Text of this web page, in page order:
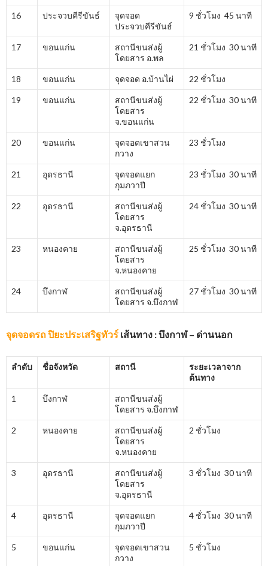
16 ประจวบคีรีขันธ์
จุดจอด
ประจวบคีรีขันธ์
9 ชั่วโมง 45 นาที
17 ขอนแก่น
สถานีขนส่งผู้
โดยสาร อ.พล
21 ชั่วโมง 30 นาที
18 ขอนแก่น จุดจอด อ.บ้านไผ่ 22 ชั่วโมง
19 ขอนแก่น
สถานีขนส่งผู้
โดยสาร
จ.ขอนแก่น
22 ชั่วโมง 30 นาที
20 ขอนแก่น
จุดจอดเขาสวน
กวาง
23 ชั่วโมง
21 อุดรธานี
จุดจอดแยก
กุมภวาปี
23 ชั่วโมง 30 นาที
22 อุดรธานี
สถานีขนส่งผู้
โดยสาร
จ.อุดรธานี
24 ชั่วโมง 30 นาที
23 หนองคาย
สถานีขนส่งผู้
โดยสาร
จ.หนองคาย
25 ชั่วโมง 30 นาที
24 บึงกาฬ
สถานีขนส่งผู้
โดยสาร จ.บึงกาฬ
27 ชั่วโมง 30 นาที
จุดจอดรถ ปิยะประเสริฐทัวร์ เส้นทาง : บึงกาฬ – ด่านนอก
ลำดับ ชื่อจังหวัด สถานี
ระยะเวลาจาก
ต้นทาง
1 บึงกาฬ
สถานีขนส่งผู้
โดยสาร จ.บึงกาฬ
2 หนองคาย
สถานีขนส่งผู้
โดยสาร
จ.หนองคาย
2 ชั่วโมง
3 อุดรธานี
สถานีขนส่งผู้
โดยสาร
จ.อุดรธานี
3 ชั่วโมง 30 นาที
4 อุดรธานี
จุดจอดแยก
กุมภวาปี
4 ชั่วโมง 30 นาที
5 ขอนแก่น
จุดจอดเขาสวน
กวาง
5 ชั่วโมง